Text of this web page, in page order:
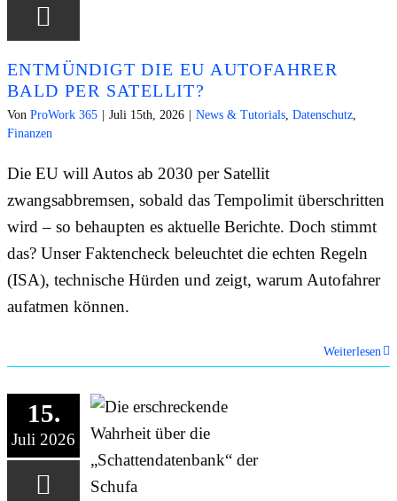
ENTMÜNDIGT DIE EU AUTOFAHRER
BALD PER SATELLIT?
Von ProWork 365 Juli 15th, 2026 News & Tutorials Datenschutz
Finanzen
Die EU will Autos ab 2030 per Satellit
zwangsabbremsen, sobald das Tempolimit überschritten
wird – so behaupten es aktuelle Berichte. Doch stimmt
das? Unser Faktencheck beleuchtet die echten Regeln
(ISA), technische Hürden und zeigt, warum Autofahrer
aufatmen können.
Weiterlesen
15.
Juli 2026